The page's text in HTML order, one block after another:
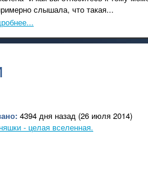
слышала, что такая...
4394 дня назад (26 июля 2014)
- целая вселенная.